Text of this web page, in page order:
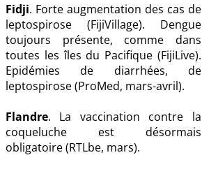
Fidji. Forte augmentation des cas de
leptospirose (FijiVillage). Dengue
toujours présente, comme dans
toutes les îles du Pacifique (FijiLive).
Epidémies de diarrhées, de
leptospirose (ProMed, mars-avril).
Flandre. La vaccination contre la
coqueluche est désormais
obligatoire (RTLbe, mars).